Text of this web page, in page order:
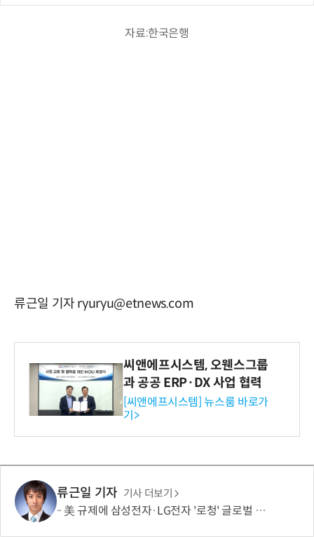
자료:한국은행
류근일 기자 ryuryu@etnews.com
씨앤에프시스템, 오웬스그룹
과 공공 ERP·DX 사업 협력
[씨앤에프시스템] 뉴스룸 바로가
기>
류근일 기자 기사 더보기
美 규제에 삼성전자·LG전자 '로청' 글로벌 출시 늦춘다…“공급망 재편부터”